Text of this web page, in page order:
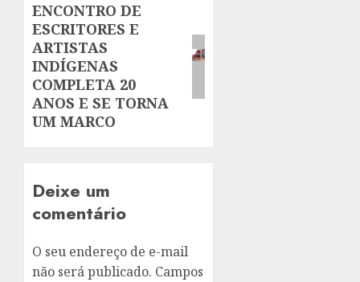
Next
post:
ENCONTRO DE
ESCRITORES E
ARTISTAS
INDÍGENAS
COMPLETA 20
ANOS E SE TORNA
UM MARCO
Deixe um
comentário
O seu endereço de e-mail
não será publicado. Campos